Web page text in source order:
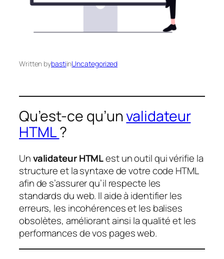
Written bybastiinUncategorized
Qu’est-ce qu’unvalidateur
HTML?
Unvalidateur HTMLest un outil qui vérifie la
structure et la syntaxe de votre code HTML
afin de s’assurer qu’il respecte les
standards du web. Il aide à identifier les
erreurs, les incohérences et les balises
obsolètes, améliorant ainsi la qualité et les
performances de vos pages web.